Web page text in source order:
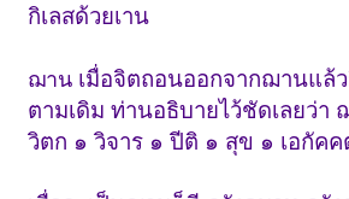
กิเลสด้วยเาน
ฌาน เมื่อจิตถอนออกจากฌานแล้
ตามเดิม ท่านอธิบายไว้ชัดเลยว่า
วิตก ๑ วิจาร ๑ ปีติ ๑ สุข ๑ เอกัคค